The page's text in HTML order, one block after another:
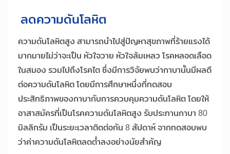
ลดความดันโลหิต
ความดันโลหิตสูง สามารถนำไปสู่ปัญหาสุขภาพที่ร้ายแรงได้
มากมายไม่ว่าจะเป็น หัวใจวาย หัวใจล้มเหลว โรคหลอดเลือด
ในสมอง รวมไปถึงโรคไต ซึ่งมีการวิจัยพบว่ากาบานั้นมีผลดี
ต่อความดันโลหิต โดยมีการศึกษาหนึ่งที่ทดสอบ
ประสิทธิภาพของกาบากับการควบคุมความดันโลหิต โดยให้
อาสาสมัครที่เป็นโรคความดันโลหิตสูง รับประทานกาบา 80
มิลลิกรัม เป็นระยะเวลาติดต่อกัน 8 สัปดาห์ จากทดสอบพบ
ว่าค่าความดันโลหิตลดต่ำลงอย่างนัยสำคัญ